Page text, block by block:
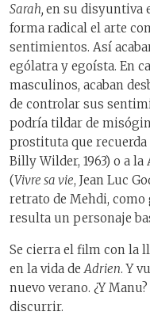
Sarah, en su disyuntiva
forma radical el arte
sentimientos. Así
ególatra y egoísta. En
masculinos, acaban
de controlar sus
podría tildar de
prostituta que recuerda
Billy Wilder, 1963) o a la
(Vivre sa vie, Jean Luc
retrato de Mehdi,
resulta un personaje
Se cierra el film con la
en la vida deAdrien. Y
nuevo verano. ¿Y
discurrir.